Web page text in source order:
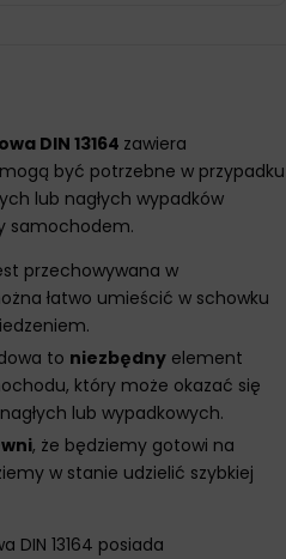
DIN 13164 zawiera
być potrzebne w przypadku
lub nagłych wypadków
samochodem.
przechowywana w
łatwo umieścić w schowku
to niezbędny element
który może okazać się
lub wypadkowych.
, że będziemy gotowi na
w stanie udzielić szybkiej
13164 posiada